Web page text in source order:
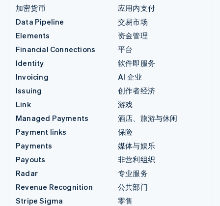
加密货币
Data Pipeline
Elements
Financial Connections
Identity
Invoicing
Issuing
Link
Managed Payments
Payment links
Payments
Payouts
Radar
Revenue Recognition
Stripe Sigma
应用内支付
交易市场
资金管理
平台
软件即服务
AI 企业
创作者经济
游戏
酒店、旅游与休闲
保险
媒体与娱乐
非营利组织
专业服务
公共部门
零售